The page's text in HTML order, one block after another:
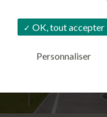
OK, tout accepter
Personnaliser